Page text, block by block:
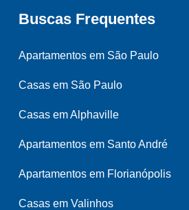
Buscas Frequentes
Apartamentos em São Paulo
Casas em São Paulo
Casas em Alphaville
Apartamentos em Santo André
Apartamentos em Florianópolis
Casas em Valinhos